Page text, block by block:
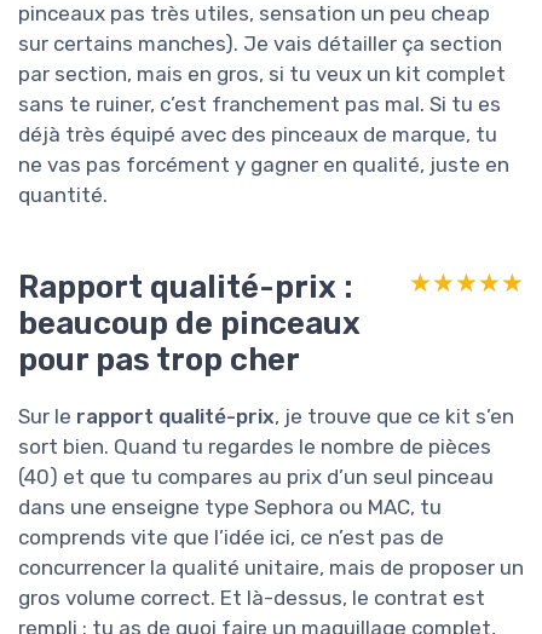
pinceaux pas très utiles, sensation un peu cheap
sur certains manches). Je vais détailler ça section
par section, mais en gros, si tu veux un kit complet
sans te ruiner, c’est franchement pas mal. Si tu es
déjà très équipé avec des pinceaux de marque, tu
ne vas pas forcément y gagner en qualité, juste en
quantité.
Rapport qualité-prix :
beaucoup de pinceaux
pour pas trop cher
★★★★★
★★★★★
Sur le rapport qualité-prix, je trouve que ce kit s’en
sort bien. Quand tu regardes le nombre de pièces
(40) et que tu compares au prix d’un seul pinceau
dans une enseigne type Sephora ou MAC, tu
comprends vite que l’idée ici, ce n’est pas de
concurrencer la qualité unitaire, mais de proposer un
gros volume correct. Et là-dessus, le contrat est
rempli : tu as de quoi faire un maquillage complet,